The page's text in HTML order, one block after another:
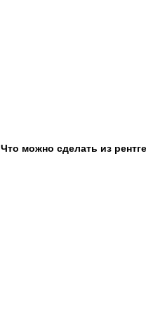
Что можно сделать из